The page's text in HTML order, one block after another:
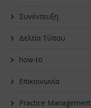
Συνέντευξη
Δελτία Τύπου
how-to
Επικοινωνία
Practice Management